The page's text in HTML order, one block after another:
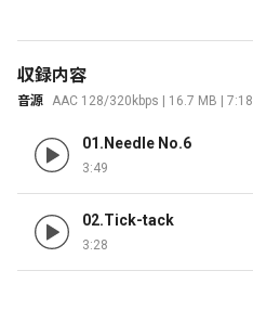
収録内容
音源 AAC 128/320kbps | 16.7 MB | 7:18
01.Needle No.6
3:49
02.Tick-tack
3:28